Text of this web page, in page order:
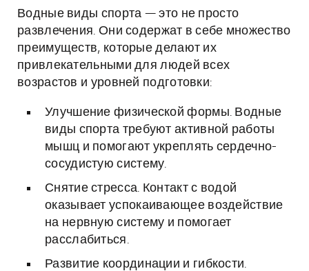
Водные виды спорта — это не просто
развлечения. Они содержат в себе множество
преимуществ, которые делают их
привлекательными для людей всех
возрастов и уровней подготовки:
Улучшение физической формы. Водные
виды спорта требуют активной работы
мышц и помогают укреплять сердечно-
сосудистую систему.
Снятие стресса. Контакт с водой
оказывает успокаивающее воздействие
на нервную систему и помогает
расслабиться.
Развитие координации и гибкости.